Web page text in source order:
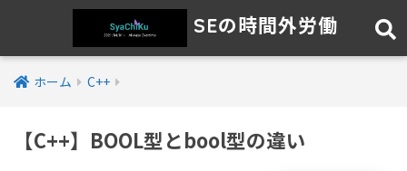
SEの時間外労働
ホーム C++
【C++】BOOL型とbool型の違い